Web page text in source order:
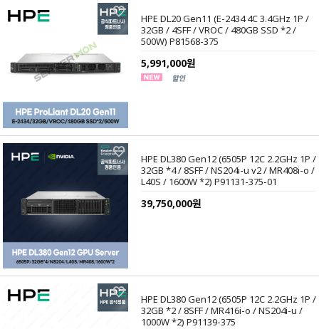
HPE DL20 Gen11 (E-2434 4C 3.4GHz 1P /
32GB / 4SFF / VROC / 480GB SSD *2 /
500W) P81568-375
5,991,000원
HPE DL380 Gen12 (6505P 12C 2.2GHz 1P /
32GB *4 / 8SFF / NS204i-u v2 / MR408i-o /
L40S / 1600W *2) P91131-375-01
39,750,000원
HPE DL380 Gen12 (6505P 12C 2.2GHz 1P /
32GB *2 / 8SFF / MR416i-o / NS204i-u /
1000W *2) P91139-375